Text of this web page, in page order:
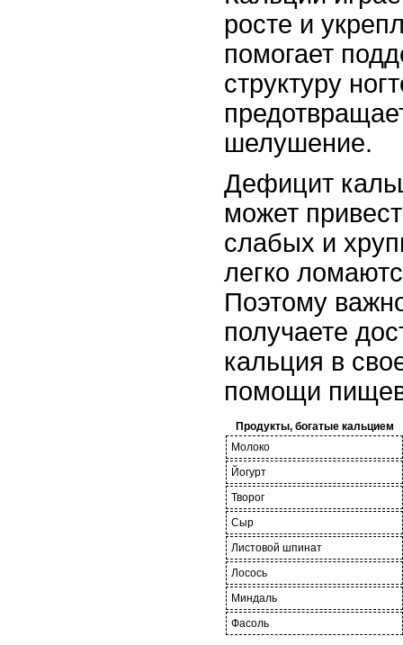
росте и
помогает
структуру
шелушение.
Дефицит
может
слабых и
легко
Поэтому
получаете
кальция в
помощи
Продукты, богатые кальцием
Молоко
Йогурт
Творог
Сыр
Листовой шпинат
Лосось
Миндаль
Фасоль